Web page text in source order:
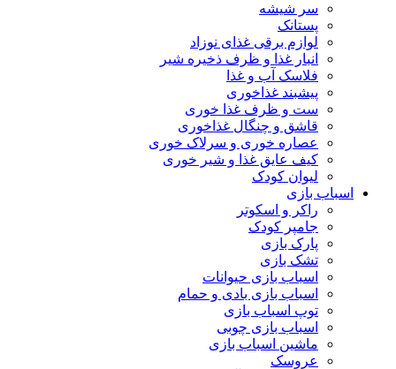
سر شیشه
پستانک
لوازم برقی غذای نوزاد
انبار غذا و ظرف ذخیره شیر
فلاسک آب و غذا
پیشبند غذاخوری
ست و ظرف غذا خوری
قاشق و چنگال غذاخوری
عصاره خوری و سرلاک خوری
کیف عایق غذا و شیر خوری
لیوان کودک
اسباب بازی
راکر و اسکوتر
جامپر کودک
پارک بازی
تشک بازی
اسباب بازی حیوانات
اسباب بازی بادی و حمام
توپ اسباب بازی
اسباب بازی چوبی
ماشین اسباب بازی
عروسک